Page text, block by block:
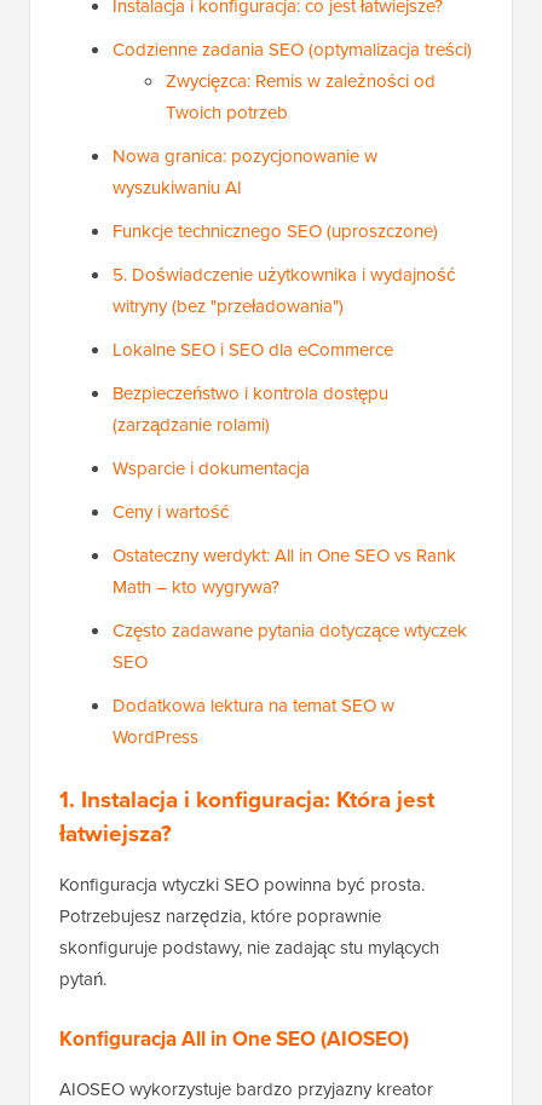
Instalacja i konfiguracja: co jest łatwiejsze?
Codzienne zadania SEO (optymalizacja treści)
Zwycięzca: Remis w zależności od
Twoich potrzeb
Nowa granica: pozycjonowanie w
wyszukiwaniu AI
Funkcje technicznego SEO (uproszczone)
5. Doświadczenie użytkownika i wydajność
witryny (bez "przeładowania")
Lokalne SEO i SEO dla eCommerce
Bezpieczeństwo i kontrola dostępu
(zarządzanie rolami)
Wsparcie i dokumentacja
Ceny i wartość
Ostateczny werdykt: All in One SEO vs Rank
Math – kto wygrywa?
Często zadawane pytania dotyczące wtyczek
SEO
Dodatkowa lektura na temat SEO w
WordPress
1. Instalacja i konfiguracja: Która jest
łatwiejsza?
Konfiguracja wtyczki SEO powinna być prosta.
Potrzebujesz narzędzia, które poprawnie
skonfiguruje podstawy, nie zadając stu mylących
pytań.
Konfiguracja All in One SEO (AIOSEO)
AIOSEO wykorzystuje bardzo przyjazny kreator